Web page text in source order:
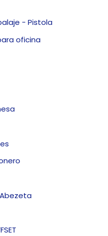
- Pistola
oficina